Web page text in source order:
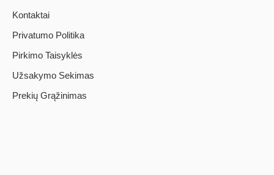
Kontaktai
Privatumo Politika
Pirkimo Taisyklės
Užsakymo Sekimas
Prekių Grąžinimas